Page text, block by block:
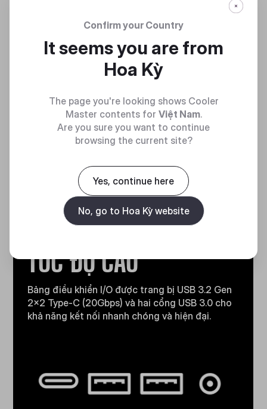
CỰC CAO
Lắp đặt lên đến 9 quạt và hỗ trợ bộ tản nhiệt
kép 360mm (trên và dưới) cùng bộ tản nhiệt
bên hông 280mm—mang lại hiệu suất nhiệt
cao cấp trong một khung máy nhỏ gọn.
NÂNG CẤP
TỐC ĐỘ CAO
Bảng điều khiển I/O được trang bị USB 3.2 Gen
2x2 Type-C (20Gbps) và hai cổng USB 3.0 cho
khả năng kết nối nhanh chóng và hiện đại.
Confirm your Country
It seems you are from
Hoa Kỳ
The page you're looking shows Cooler
Master contents for Việt Nam.
Are you sure you want to continue
browsing the current site?
Yes, continue here
No, go to Hoa Kỳ website